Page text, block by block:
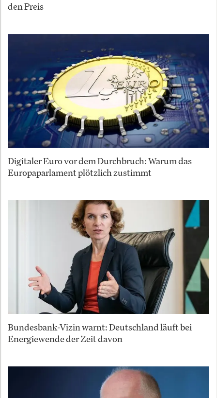
den Preis
Digitaler Euro vor dem Durchbruch: Warum das
Europaparlament plötzlich zustimmt
Bundesbank-Vizin warnt: Deutschland läuft bei
Energiewende der Zeit davon